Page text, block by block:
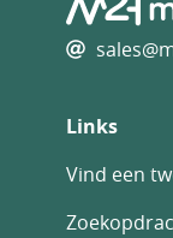
Links
Vind een